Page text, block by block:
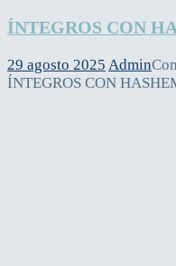
ÍNTEGROS CON
29 agosto 2025 Admin
ÍNTEGROS CON